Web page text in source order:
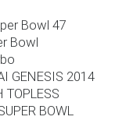
Bowl 47
Bowl
GENESIS 2014
TOPLESS
BOWL